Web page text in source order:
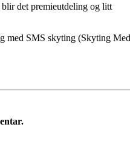
det premieutdeling og litt
med SMS skyting (Skyting Med